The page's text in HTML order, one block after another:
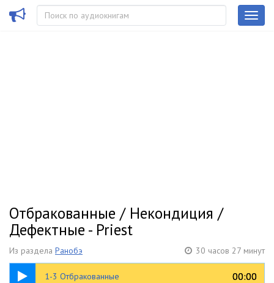
Отбракованные / Некондиция /
Дефектные - Priest
Из раздела Ранобэ 30 часов 27 минут
1-3 Отбракованные 00:00
00:00
52:44